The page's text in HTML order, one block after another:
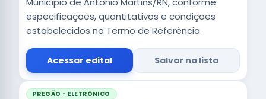
especificações, quantitativos e condições
estabelecidos no Termo de Referência.
Acessar edital Salvar na lista
PREGÃO - ELETRÔNICO